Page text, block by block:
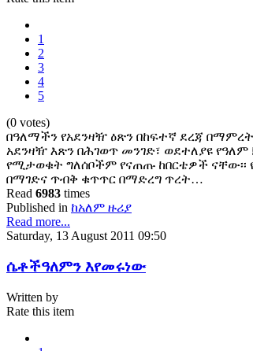
1
2
3
4
5
(0 votes)
በዓለማችን የአደንዛዥ ዕጽን በከፍተኛ ደረጃ
አደንዛዥ እጽን በሕገወጥ መንገድ፣ ወደተለያዩ
የሚታወቁት ግለሰቦችም የናጠጡ ከበርቴዎች ናቸው፡፡
በማገድና ጥብቅ ቁጥጥር በማድረግ ጥረት…
Read 6983 times
Published in ከአለም ዙሪያ
Read more...
Saturday, 13 August 2011 09:50
ሴቶችዓለምን እየመሩነው
Written by
Rate this item